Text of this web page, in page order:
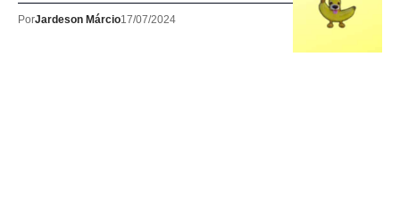
PorJardeson Márcio17/07/2024